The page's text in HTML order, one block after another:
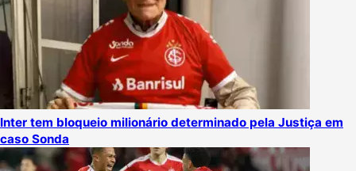
Inter tem bloqueio milionário determinado pela Justiça em
caso Sonda